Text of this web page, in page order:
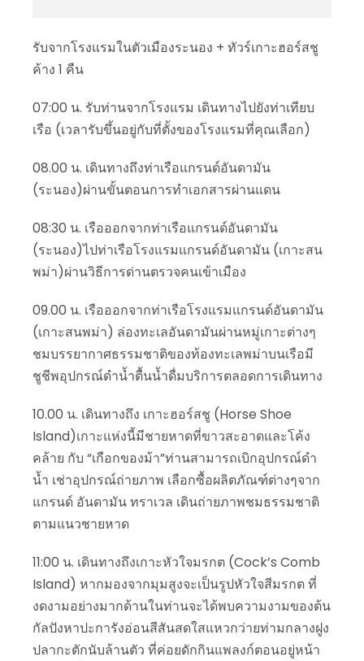
รับจากโรงแรมในตัวเมืองระนอง + ทัวร์เกาะฮอร์สชู
ค้าง 1 คืน
07:00 น. รับท่านจากโรงแรม เดินทางไปยังท่าเทียบ
เรือ (เวลารับขึ้นอยู่กับที่ตั้งของโรงแรมที่คุณเลือก)
08.00 น. เดินทางถึงท่าเรือแกรนด์อันดามัน
(ระนอง)ผ่านขั้นตอนการทำเอกสารผ่านแดน
08:30 น. เรือออกจากท่าเรือแกรนด์อันดามัน
(ระนอง)ไปท่าเรือโรงแรมแกรนด์อันดามัน (เกาะสน
พม่า)ผ่านวิธีการด่านตรวจคนเข้าเมือง
09.00 น. เรือออกจากท่าเรือโรงแรมแกรนด์อันดามัน
(เกาะสนพม่า) ล่องทะเลอันดามันผ่านหมู่เกาะต่างๆ
ชมบรรยากาศธรรมชาติของท้องทะเลพม่าบนเรือมี
ชูชีพอุปกรณ์ดำน้ำตื้นน้ำดื่มบริการตลอดการเดินทาง
10.00 น. เดินทางถึง เกาะฮอร์สชู (Horse Shoe
Island)เกาะแห่งนี้มีชายหาดที่ขาวสะอาดและโค้ง
คล้าย กับ “เกือกของม้า”ท่านสามารถเบิกอุปกรณ์ดำ
น้ำ เช่าอุปกรณ์ถ่ายภาพ เลือกซื้อผลิตภัณฑ์ต่างๆจาก
แกรนด์ อันดามัน ทราเวล เดินถ่ายภาพชมธรรมชาติ
ตามแนวชายหาด
11:00 น. เดินทางถึงเกาะหัวใจมรกต (Cock’s Comb
Island) หากมองจากมุมสูงจะเป็นรูปหัวใจสีมรกต ที่
งดงามอย่างมากด้านในท่านจะได้พบความงามของต้น
กัลปังหาปะการังอ่อนสีสันสดใสแหวกว่ายท่ามกลางฝูง
ปลากะตักนับล้านตัว ที่ค่อยดักกินแพลงก์ตอนอยู่หน้า